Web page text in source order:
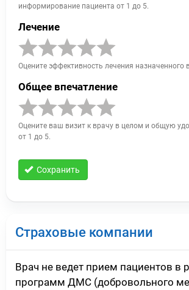
информирование пациента от 1 до 5.
Лечение
Оцените эффективность лечения назначенного
Общее впечатление
Оцените ваш визит к врачу в целом и общую
от 1 до 5.
Сохранить
Страховые компании
Врач не ведет прием пациентов в
программ ДМС (добровольного